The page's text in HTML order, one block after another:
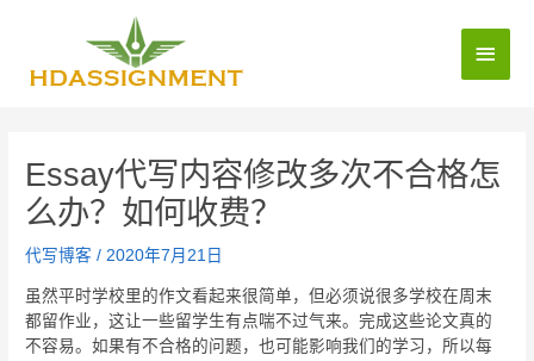
Essay代写内容修改多次不合格怎
么办？如何收费？
代写博客 /2020年7月21日
虽然平时学校里的作文看起来很简单，但必须说很多学校在周末
都留作业，这让一些留学生有点喘不过气来。完成这些论文真的
不容易。如果有不合格的问题，也可能影响我们的学习，所以每